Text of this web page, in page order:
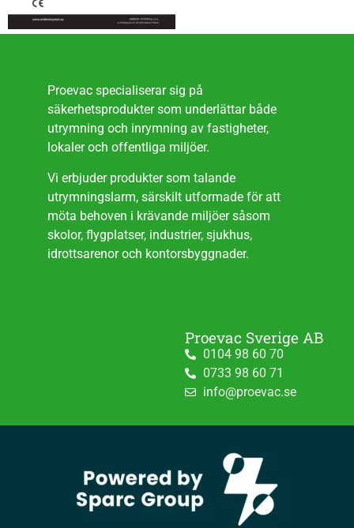
Proevac specialiserar sig på
säkerhetsprodukter som underlättar både
utrymning och inrymning av fastigheter,
lokaler och offentliga miljöer.
Vi erbjuder produkter som talande
utrymningslarm, särskilt utformade för att
möta behoven i krävande miljöer såsom
skolor, flygplatser, industrier, sjukhus,
idrottsarenor och kontorsbyggnader.
Proevac Sverige AB
0104 98 60 70
0733 98 60 71
info@proevac.se